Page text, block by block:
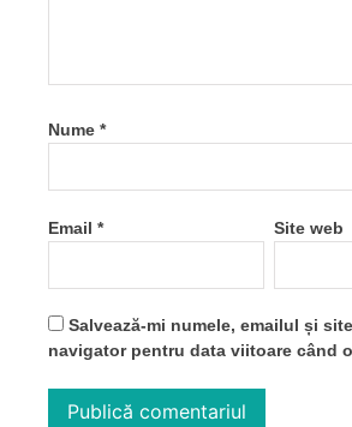
Nume *
Email * Site web
Salvează-mi numele, emailul și
navigator pentru data viitoare când